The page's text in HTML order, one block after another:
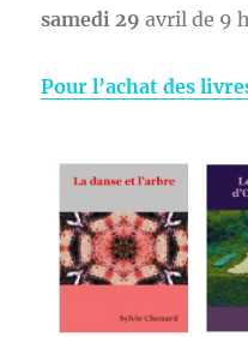
samedi 29 avril de 9
Pour l’achat des